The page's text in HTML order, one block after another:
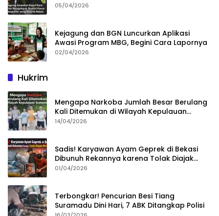
05/04/2026
Kejagung dan BGN Luncurkan Aplikasi
Awasi Program MBG, Begini Cara Lapornya
02/04/2026
Hukrim
Mengapa Narkoba Jumlah Besar Berulang
Kali Ditemukan di Wilayah Kepulauan
Sumenep?
14/04/2026
Sadis! Karyawan Ayam Geprek di Bekasi
Dibunuh Rekannya karena Tolak Diajak
Merampok Majikan
01/04/2026
Terbongkar! Pencurian Besi Tiang
Suramadu Dini Hari, 7 ABK Ditangkap Polisi